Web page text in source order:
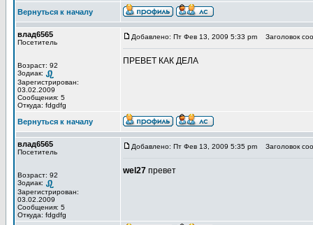
Вернуться к началу
влад6565
Посетитель
Возраст: 92
Зодиак:
Зарегистрирован:
03.02.2009
Сообщения: 5
Откуда: fdgdfg
Добавлено: Пт Фев 13, 2009 5:33 pm Заголовок
ПРЕВЕТ КАК ДЕЛА
Вернуться к началу
влад6565
Посетитель
Возраст: 92
Зодиак:
Зарегистрирован:
03.02.2009
Сообщения: 5
Откуда: fdgdfg
Добавлено: Пт Фев 13, 2009 5:35 pm Заголовок
wel27 превет